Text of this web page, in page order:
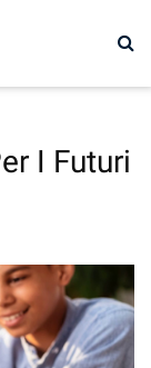
I Futuri